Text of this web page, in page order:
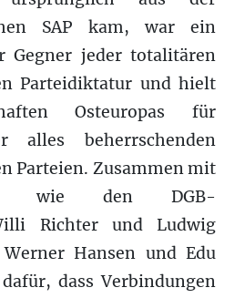
SAP kam, war ein
Gegner jeder totalitären
Parteidiktatur und hielt
Osteuropas für
alles beherrschenden
Parteien. Zusammen mit
wie den DGB-
Richter und Ludwig
Hansen und Edu
dass Verbindungen